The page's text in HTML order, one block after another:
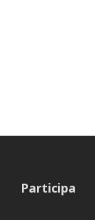
Participa